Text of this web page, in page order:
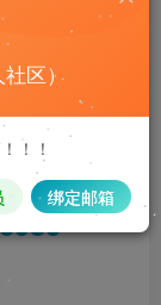
can make
现实了
先登录再
链接如
区）
！！
绑定邮箱